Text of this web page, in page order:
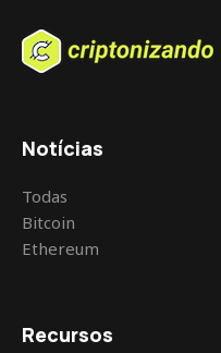
total agora voltou a
Notícias
Todas
Bitcoin
Ethereum
Recursos